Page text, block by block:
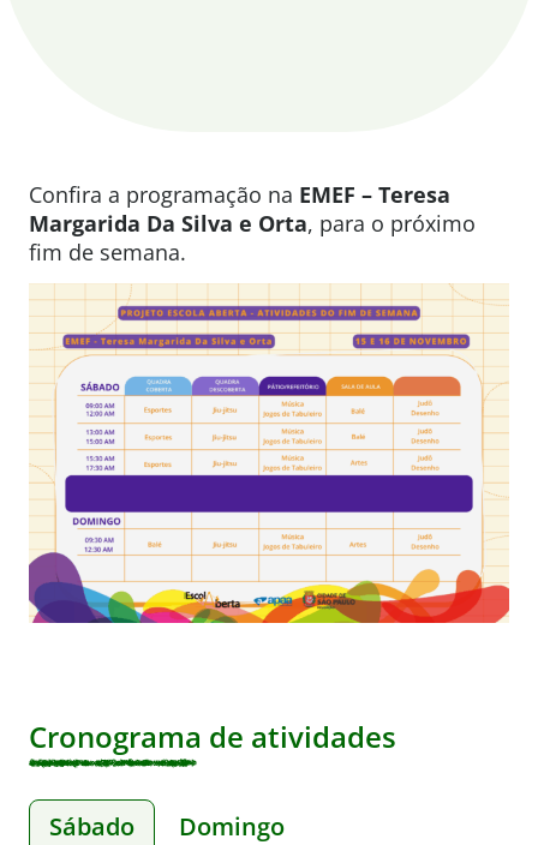
Confira a programação na EMEF – Teresa
Margarida Da Silva e Orta, para o próximo
fim de semana.
Cronograma de atividades
Sábado Domingo